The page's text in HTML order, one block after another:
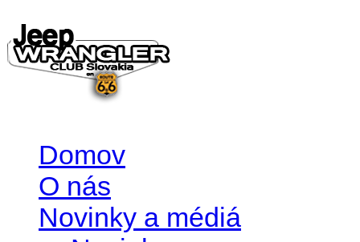
Domov
O nás
Novinky a médiá